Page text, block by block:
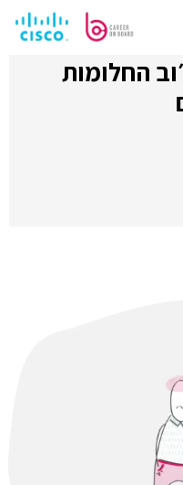
החלומות